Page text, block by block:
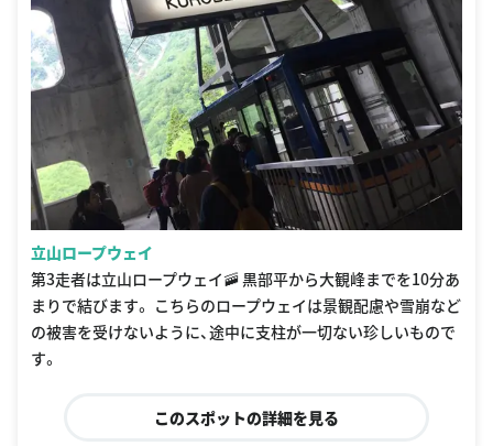
立山ロープウェイ
第3走者は立山ロープウェイ🚠 黒部平から大観峰までを10分あ
まりで結びます。 こちらのロープウェイは景観配慮や雪崩など
の被害を受けないように、途中に支柱が一切ない珍しいもので
す。
このスポットの詳細を見る